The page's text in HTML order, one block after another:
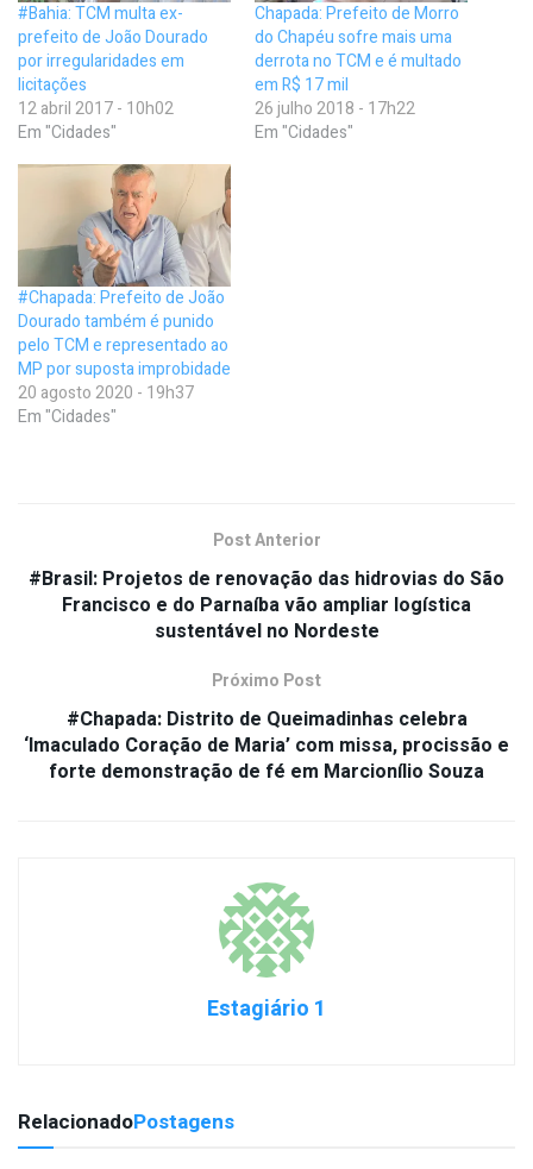
#Bahia: TCM multa ex-
prefeito de João Dourado
por irregularidades em
licitações
12 abril 2017 - 10h02
Em "Cidades"
Chapada: Prefeito de Morro
do Chapéu sofre mais uma
derrota no TCM e é multado
em R$ 17 mil
26 julho 2018 - 17h22
Em "Cidades"
#Chapada: Prefeito de João
Dourado também é punido
pelo TCM e representado ao
MP por suposta improbidade
20 agosto 2020 - 19h37
Em "Cidades"
Post Anterior
#Brasil: Projetos de renovação das hidrovias do São
Francisco e do Parnaíba vão ampliar logística
sustentável no Nordeste
Próximo Post
#Chapada: Distrito de Queimadinhas celebra
‘Imaculado Coração de Maria’ com missa, procissão e
forte demonstração de fé em Marcionílio Souza
Estagiário 1
RelacionadoPostagens